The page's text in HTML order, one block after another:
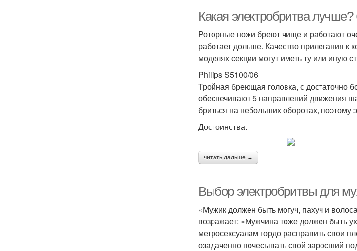
Какая электробритва
Роторные ножи бреют чище и работают
работает дольше. Качество прилегания к
моделях секции могут иметь ту или иную
Philips S5100/06
Тройная бреющая головка, с
обеспечивают 5 направлений движения
бриться на небольших оборотах, поэтому
Достоинства:
читать дальше →
Выбор электробритвы для
«Мужик должен быть могуч, пахуч и
возражает: «Мужчина тоже должен быть
метросексуалам гордо расправить свои
озадаченно почесывать свой заросший